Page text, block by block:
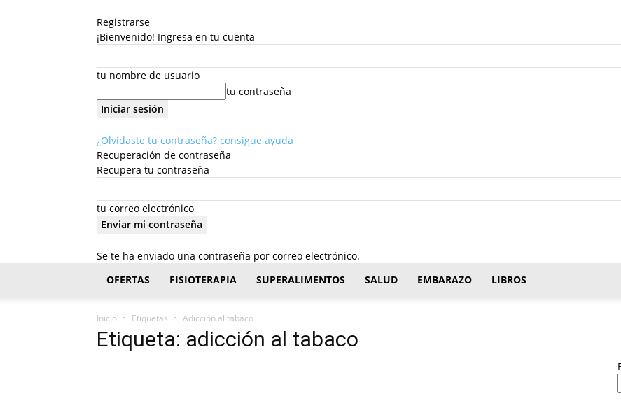
Registrarse
¡Bienvenido! Ingresa en tu cuenta
tu nombre de usuario
tu contraseña
¿Olvidaste tu contraseña? consigue ayuda
Recuperación de contraseña
Recupera tu contraseña
tu correo electrónico
Se te ha enviado una contraseña por correo electrónico.
OFERTAS FISIOTERAPIA SUPERALIMENTOS SALUD EMBARAZO LIBROS
Inicio Etiquetas Adicción al tabaco
Etiqueta: adicción al tabaco